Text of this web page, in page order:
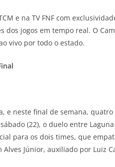
e na TV FNF com
jogos em tempo real. O
vivo por todo o estado.
e neste final de semana,
(22), o duelo entre
para os dois times, que
Júnior, auxiliado por Luiz